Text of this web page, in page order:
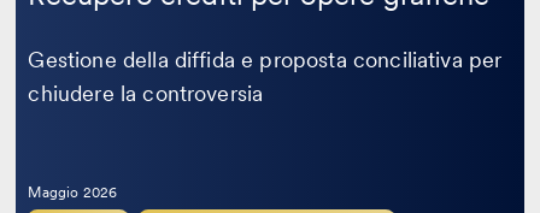
per
grafiche
Gestione della diffida e proposta conciliativa per
chiudere la controversia
Maggio 2026